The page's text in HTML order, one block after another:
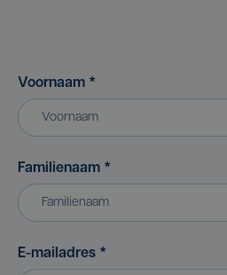
Voornaam *
Familienaam *
E-mailadres *